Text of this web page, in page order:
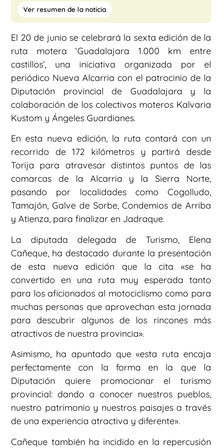
Ver resumen de la noticia
El 20 de junio se celebrará la sexta edición de la
ruta motera ‘Guadalajara 1.000 km entre
castillos’, una iniciativa organizada por el
periódico Nueva Alcarria con el patrocinio de la
Diputación provincial de Guadalajara y la
colaboración de los colectivos moteros Kalvaria
Kustom y Ángeles Guardianes.
En esta nueva edición, la ruta contará con un
recorrido de 172 kilómetros y partirá desde
Torija para atravesar distintos puntos de las
comarcas de la Alcarria y la Sierra Norte,
pasando por localidades como Cogolludo,
Tamajón, Galve de Sorbe, Condemios de Arriba
y Atienza, para finalizar en Jadraque.
La diputada delegada de Turismo, Elena
Cañeque, ha destacado durante la presentación
de esta nueva edición que la cita «se ha
convertido en una ruta muy esperada tanto
para los aficionados al motociclismo como para
muchas personas que aprovechan esta jornada
para descubrir algunos de los rincones más
atractivos de nuestra provincia».
Asimismo, ha apuntado que «esta ruta encaja
perfectamente con la forma en la que la
Diputación quiere promocionar el turismo
provincial: dando a conocer nuestros pueblos,
nuestro patrimonio y nuestros paisajes a través
de una experiencia atractiva y diferente».
Cañeque también ha incidido en la repercusión